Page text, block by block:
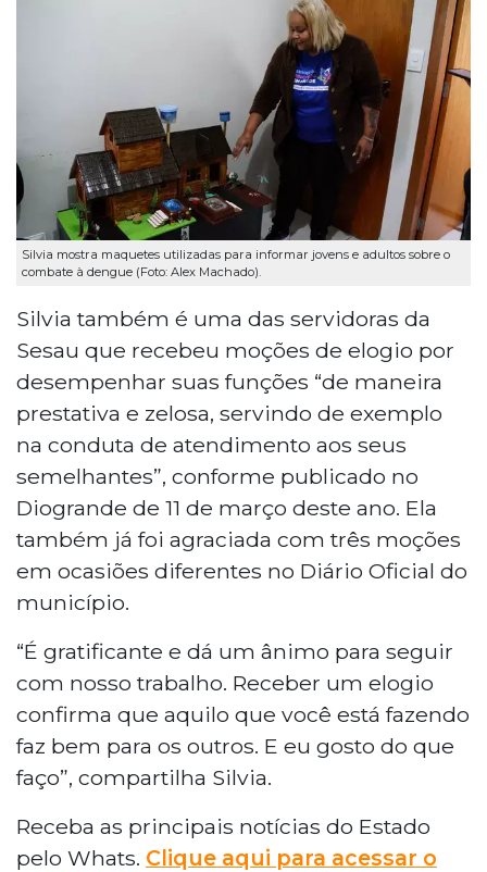
Silvia mostra maquetes utilizadas para informar jovens e adultos sobre o
combate à dengue (Foto: Alex Machado).
Silvia também é uma das servidoras da
Sesau que recebeu moções de elogio por
desempenhar suas funções “de maneira
prestativa e zelosa, servindo de exemplo
na conduta de atendimento aos seus
semelhantes”, conforme publicado no
Diogrande de 11 de março deste ano. Ela
também já foi agraciada com três moções
em ocasiões diferentes no Diário Oficial do
município.
“É gratificante e dá um ânimo para seguir
com nosso trabalho. Receber um elogio
confirma que aquilo que você está fazendo
faz bem para os outros. E eu gosto do que
faço”, compartilha Silvia.
Receba as principais notícias do Estado
pelo Whats. Clique aqui para acessar o